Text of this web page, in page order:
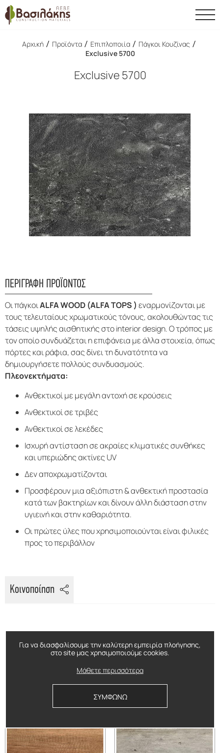
Για να διασφαλίσουμε την καλύτερη εμπειρία πλοήγησης,
στο site μας χρησιμοποιούμε cookies.
Μάθετε περισσότερα
ΣΥΜΦΩΝΩ
Αρχική / Προϊόντα / Επιπλοποιία / Πάγκοι Κουζίνας /
Exclusive 5700
Exclusive 5700
ΠΕΡΙΓΡΑΦΗ ΠΡΟΪΟΝΤΟΣ
Οι πάγκοιALFA WOOD (ALFA TOPS ) εναρμονίζονται με
τους τελευταίους χρωματικούς τόνους, ακολουθώντας τις
τάσεις υψηλής αισθητικής στο interior design. Ο τρόπος με
τον οποίο συνδυάζεται η επιφάνεια με άλλα στοιχεία, όπως
πόρτες και ράφια, σας δίνει τη δυνατότητα να
δημιουργήσετε πολλούς συνδυασμούς.
Πλεονεκτήματα:
Ανθεκτικοί με μεγάλη αντοχή σε κρούσεις
Ανθεκτικοί σε τριβές
Ανθεκτικοί σε λεκέδες
Ισχυρή αντίσταση σε ακραίες κλιματικές συνθήκες
και υπεριώδης ακτίνες UV
Δεν αποχρωματίζονται
Προσφέρουν μια αξιόπιστη & ανθεκτική προστασία
κατά των βακτηρίων και δίνουν άλλη διάσταση στην
υγιεινή και στην καθαριότητα.
Οι πρώτες ύλες που χρησιμοποιούνται είναι φιλικές
προς το περιβάλλον
Κοινοποίηση
ΔΕΙΤΕ ΕΠΙΣΗΣ